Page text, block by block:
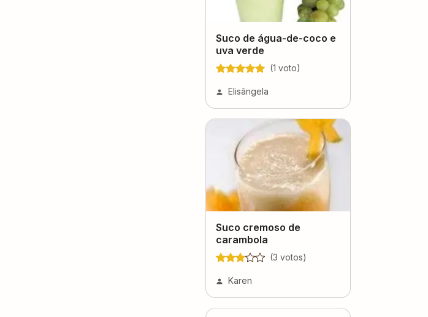
Suco de água-de-coco e
uva verde
(1 voto)
Elisângela
Suco cremoso de
carambola
(3 votos)
Karen